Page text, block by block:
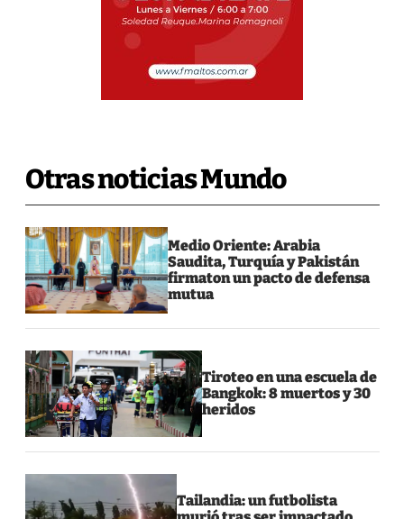
Otras noticias Mundo
Medio Oriente: Arabia
Saudita, Turquía y Pakistán
firmaton un pacto de defensa
mutua
Tiroteo en una escuela de
Bangkok: 8 muertos y 30
heridos
Tailandia: un futbolista